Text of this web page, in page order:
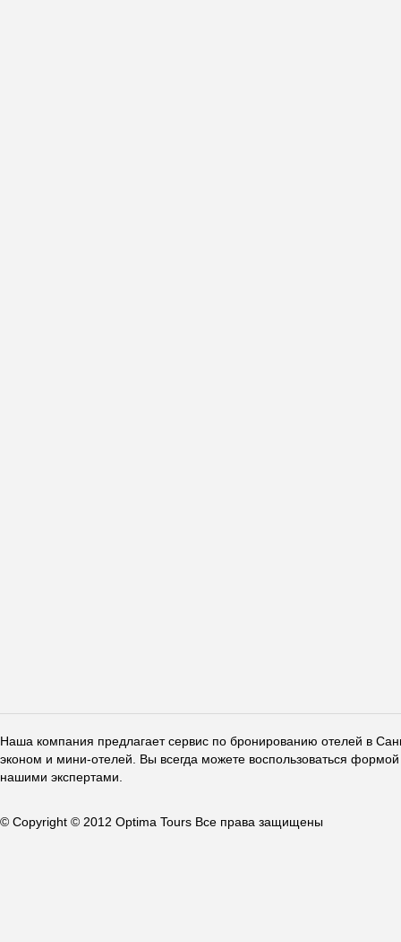
Наша компания предлагает сервис по бронированию отелей в
эконом и мини-отелей. Вы всегда можете воспользоваться
нашими экспертами.
© Copyright © 2012 Optima Tours Все права защищены